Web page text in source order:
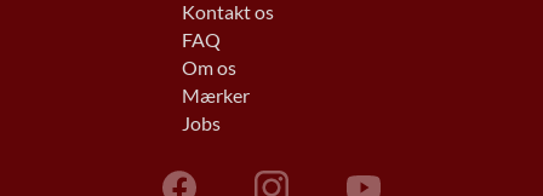
Kontakt os
FAQ
Om os
Mærker
Jobs